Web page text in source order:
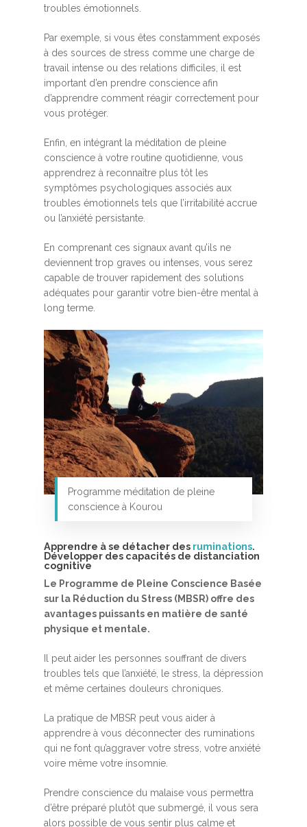
troubles émotionnels.
Par exemple, si vous êtes constamment exposés
à des sources de stress comme une charge de
travail intense ou des relations difficiles, il est
important d’en prendre conscience afin
d’apprendre comment réagir correctement pour
vous protéger.
Enfin, en intégrant la méditation de pleine
conscience à votre routine quotidienne, vous
apprendrez à reconnaître plus tôt les
symptômes psychologiques associés aux
troubles émotionnels tels que l’irritabilité accrue
ou l’anxiété persistante.
En comprenant ces signaux avant qu’ils ne
deviennent trop graves ou intenses, vous serez
capable de trouver rapidement des solutions
adéquates pour garantir votre bien-être mental à
long terme.
Programme méditation de pleine
conscience à Kourou
Apprendre à se détacher des ruminations.
Développer des capacités de distanciation
cognitive
Le Programme de Pleine Conscience Basée
sur la Réduction du Stress (MBSR) offre des
avantages puissants en matière de santé
physique et mentale.
Il peut aider les personnes souffrant de divers
troubles tels que l’anxiété, le stress, la dépression
et même certaines douleurs chroniques.
La pratique de MBSR peut vous aider à
apprendre à vous déconnecter des ruminations
qui ne font qu’aggraver votre stress, votre anxiété
voire même votre insomnie.
Prendre conscience du malaise vous permettra
d’être préparé plutôt que submergé, il vous sera
alors possible de vous sentir plus calme et
MBSR, MSC &
Méditation
MBSR
Stage de méditation
Retraite de pleine
Thérapie :
Somatic
Somatic Experiencing
Thérapie
Entreprise
Programmes
Développement